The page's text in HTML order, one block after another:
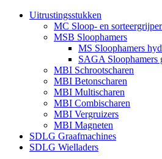
Uitrustingsstukken
MC Sloop- en
MSB Sloophamers
MS Sloophamers
SAGA Sloophamers
MBI Schrootscharen
MBI Betonscharen
MBI Multischaren
MBI Combischaren
MBI Vergruizers
MBI Magneten
SDLG Graafmachines
SDLG Wielladers